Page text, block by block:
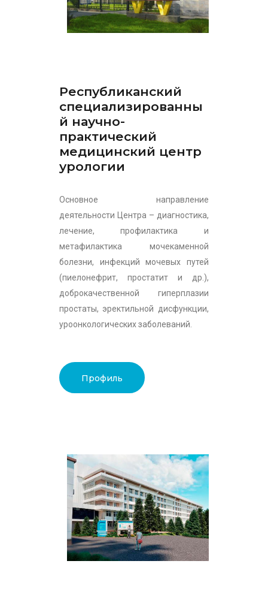
Республиканский
специализированны
й научно-
практический
медицинский центр
урологии
Основное направление
деятельности Центра – диагностика,
лечение, профилактика и
метафилактика мочекаменной
болезни, инфекций мочевых путей
(пиелонефрит, простатит и др.),
доброкачественной гиперплазии
простаты, эректильной дисфункции,
уроонкологических заболеваний.
Профиль